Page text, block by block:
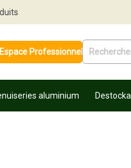
Espace Professionnel
aluminium